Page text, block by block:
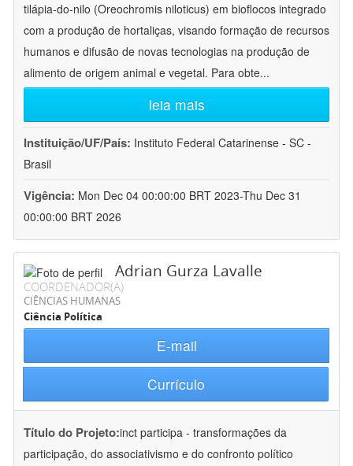
tilápia-do-nilo (Oreochromis niloticus) em bioflocos integrado
com a produção de hortaliças, visando formação de recursos
humanos e difusão de novas tecnologias na produção de
alimento de origem animal e vegetal. Para obte...
leia mais
Instituição/UF/País: Instituto Federal Catarinense - SC -
Brasil
Vigência: Mon Dec 04 00:00:00 BRT 2023-Thu Dec 31
00:00:00 BRT 2026
Adrian Gurza Lavalle
COORDENADOR(A)
CIÊNCIAS HUMANAS
Ciência Política
E-mail
Currículo
Título do Projeto:inct participa - transformações da
participação, do associativismo e do confronto político